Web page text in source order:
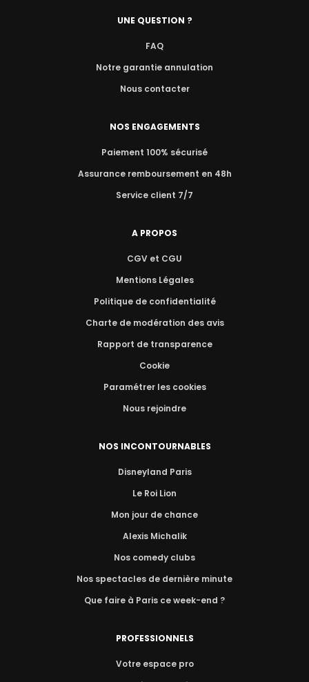
UNE QUESTION ?
FAQ
Notre garantie annulation
Nous contacter
NOS ENGAGEMENTS
Paiement 100% sécurisé
Assurance remboursement en 48h
Service client 7/7
A PROPOS
CGV et CGU
Mentions Légales
Politique de confidentialité
Charte de modération des avis
Rapport de transparence
Cookie
Paramétrer les cookies
Nous rejoindre
NOS INCONTOURNABLES
Disneyland Paris
Le Roi Lion
Mon jour de chance
Alexis Michalik
Nos comedy clubs
Nos spectacles de dernière minute
Que faire à Paris ce week-end ?
PROFESSIONNELS
Votre espace pro